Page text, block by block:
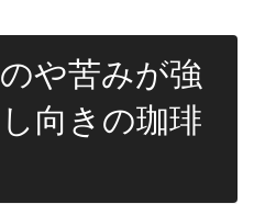
や苦みが強
向きの珈琲